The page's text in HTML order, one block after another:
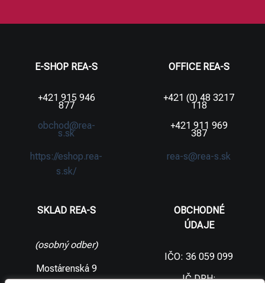
E-SHOP REA-S
+421 915 946
877
obchod@rea-
s.sk
https://eshop.rea-
s.sk/
OFFICE REA-S
+421 (0) 48 3217
118
+421 911 969
387
rea-s@rea-s.sk
SKLAD REA-S
(osobný odber)
Mostárenská 9
OBCHODNÉ
ÚDAJE
IČO: 36 059 099
IČ DPH: